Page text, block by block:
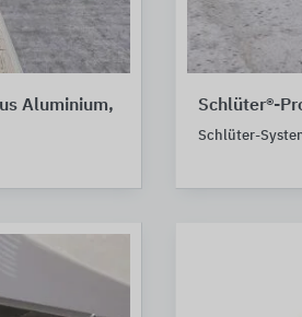
Aluminium,
Schlüter®-
Schlüter-